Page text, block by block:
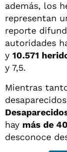
además, los
representan
reporte
autoridades
y 10.571
y 7,5.
Mientras
hay más de
desconoce